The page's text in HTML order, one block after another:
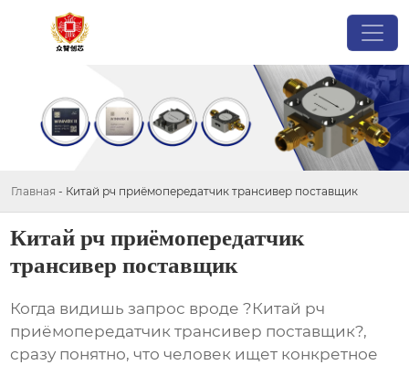
Главная - Китай рч приёмопередатчик трансивер поставщик
Китай рч приёмопередатчик
трансивер поставщик
Когда видишь запрос вроде ?Китай рч
приёмопередатчик трансивер поставщик?,
сразу понятно, что человек ищет конкретное